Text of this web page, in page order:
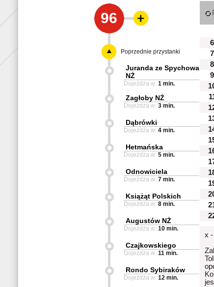
96
6
7
8
9
x
Poprzednie przystanki
Juranda ze Spychowa
NŻ
Dojeżdża w: 1 min.
Zagłoby NŻ
Dojeżdża w: 3 min.
Dąbrówki
Dojeżdża w: 4 min.
Hetmańska
Dojeżdża w: 5 min.
Odnowiciela
Dojeżdża w: 7 min.
Książąt Polskich
Dojeżdża w: 8 min.
Augustów NŻ
Dojeżdża w: 10 min.
Czajkowskiego
Dojeżdża w: 11 min.
Rondo Sybiraków
Dojeżdża w: 12 min.